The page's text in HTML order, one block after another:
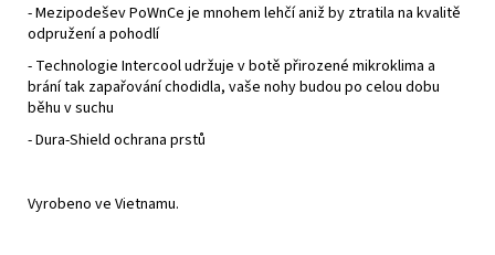
- Mezipodešev PoWnCe je mnohem lehčí aniž by ztratila na kvalitě
odpružení a pohodlí
- Technologie Intercool udržuje v botě přirozené mikroklima a
brání tak zapařování chodidla, vaše nohy budou po celou dobu
běhu v suchu
- Dura-Shield ochrana prstů
Vyrobeno ve Vietnamu.